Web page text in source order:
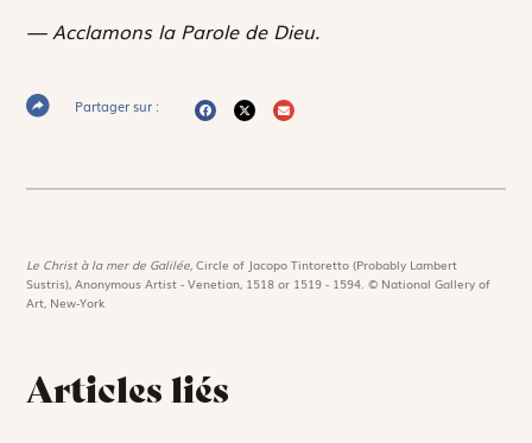
— Acclamons la Parole de Dieu.
Partager sur :
Le Christ à la mer de Galilée,Circle of Jacopo Tintoretto (Probably Lambert
Sustris), Anonymous Artist - Venetian, 1518 or 1519 - 1594. © National Gallery of
Art, New-York
Articles liés